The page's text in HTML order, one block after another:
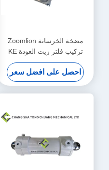
مضخة الخرسانة Zoomlion
تركيب فلتر زيت العودة KE
2884+KE 2883 1010600428
احصل على افضل سعر